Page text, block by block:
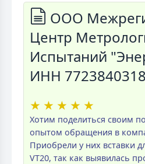
ООО
Центр
Испытаний
ИНН 7723840318
★ ★ ★ ★ ★
Хотим поделиться своим
опытом обращения в
Приобрели у них вставки
VT20, так как выявилась